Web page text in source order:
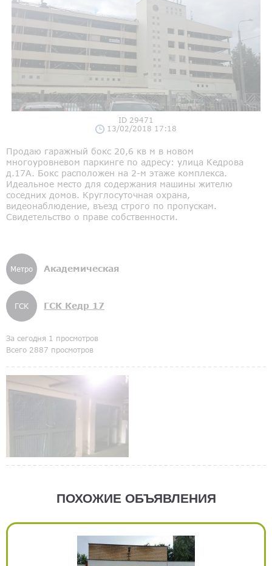
ID 29471
13/02/2018 17:18
Продаю гаражный бокс 20,6 кв м в новом
многоуровневом паркинге по адресу: улица Кедрова
д.17А. Бокс расположен на 2-м этаже комплекса.
Идеальное место для содержания машины жителю
соседних домов. Круглосуточная охрана,
видеонаблюдение, въезд строго по пропускам.
Свидетельство о праве собственности.
Метро Академическая
ГСК ГСК Кедр 17
За сегодня 1 просмотров
Всего 2887 просмотров
ПОХОЖИЕ ОБЪЯВЛЕНИЯ